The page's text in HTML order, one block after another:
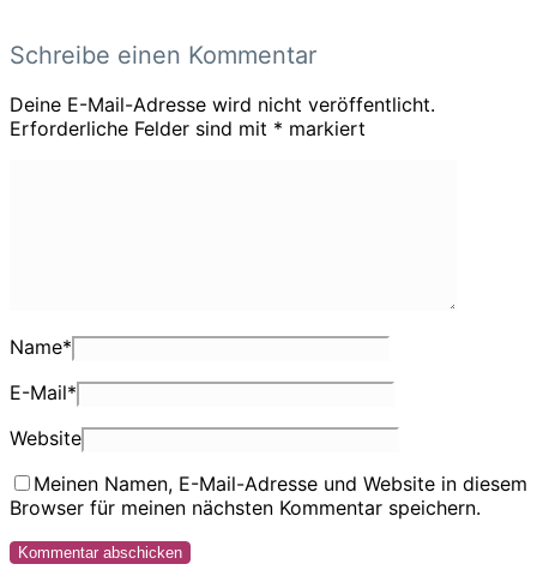
Schreibe einen Kommentar
Deine E-Mail-Adresse wird nicht veröffentlicht.
Erforderliche Felder sind mit * markiert
Name*
E-Mail*
Website
Meinen Namen, E-Mail-Adresse und Website in diesem
Browser für meinen nächsten Kommentar speichern.